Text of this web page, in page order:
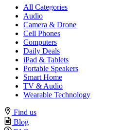
All Categories
Audio
Camera & Drone
Cell Phones
Computers
Daily Deals
iPad & Tablets
Portable Speakers
Smart Home
TV & Audio
Wearable Technology
Find us
Blog